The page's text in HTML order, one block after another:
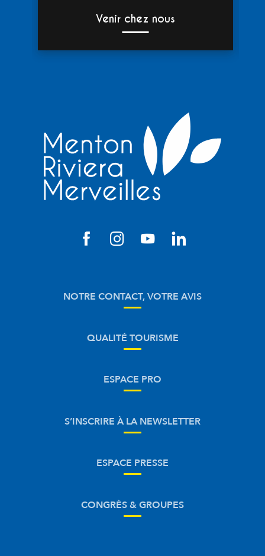
Venir chez nous
NOTRE CONTACT, VOTRE AVIS
QUALITÉ TOURISME
ESPACE PRO
S’INSCRIRE À LA NEWSLETTER
ESPACE PRESSE
CONGRÈS & GROUPES